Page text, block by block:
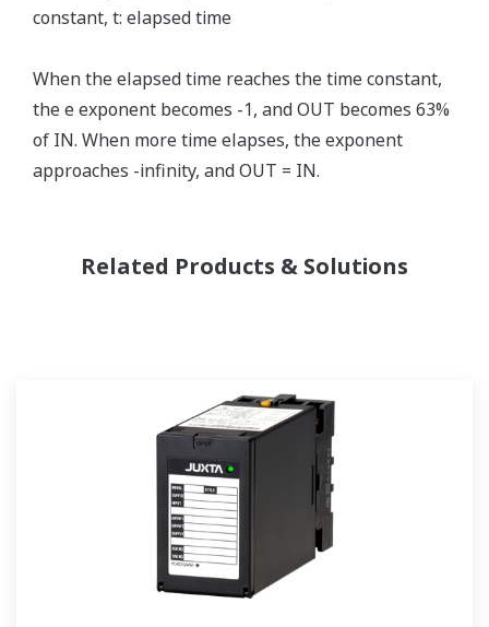
constant, t: elapsed time
When the elapsed time reaches the time constant,
the e exponent becomes -1, and OUT becomes 63%
of IN. When more time elapses, the exponent
approaches -infinity, and OUT = IN.
Related Products & Solutions